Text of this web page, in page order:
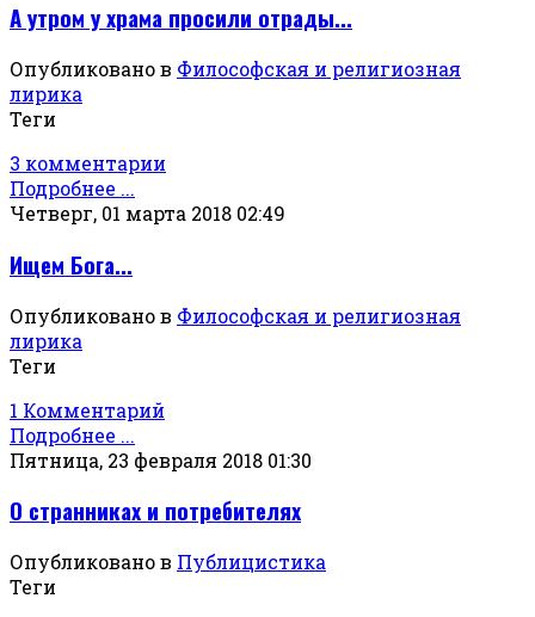
А утром у храма просили отрады...
Опубликовано в Философская и религиозная
лирика
Теги
3 комментарии
Подробнее ...
Четверг, 01 марта 2018 02:49
Ищем Бога...
Опубликовано в Философская и религиозная
лирика
Теги
1 Комментарий
Подробнее ...
Пятница, 23 февраля 2018 01:30
О странниках и потребителях
Опубликовано в Публицистика
Теги